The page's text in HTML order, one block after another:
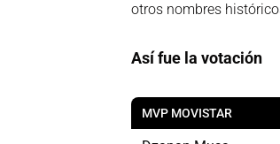
otros nombres
Así fue la votación
MVP MOVISTAR